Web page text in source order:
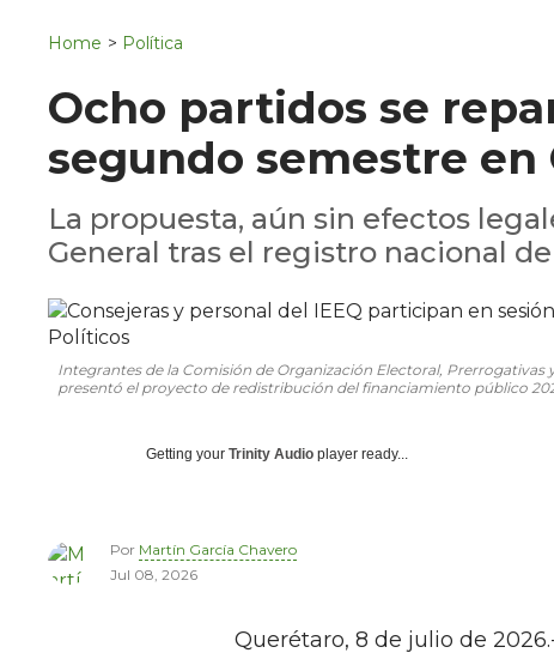
Home > Política
Ocho partidos se
segundo semestre en
La propuesta, aún sin efectos
General tras el registro nacional
Integrantes de la Comisión de Organización Electoral, Prerrogativas
presentó el proyecto de redistribución del financiamiento público
Getting your Trinity Audio player ready...
Por Martín García Chavero
Jul 08, 2026
Querétaro, 8 de julio de